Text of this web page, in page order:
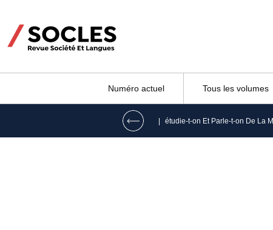
Numéro actuel Tous les volumes
|